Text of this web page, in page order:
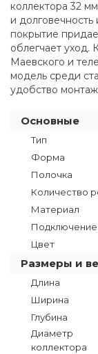
коллектора 32
и
покрытие
облегчает уход.
Маевского и
модель среди
удобство
Основные
Тип
Форма
Полочка
Количество
Материал
Подключение
Цвет
Размеры и
Длина
Ширина
Глубина
Диаметр
коллектора